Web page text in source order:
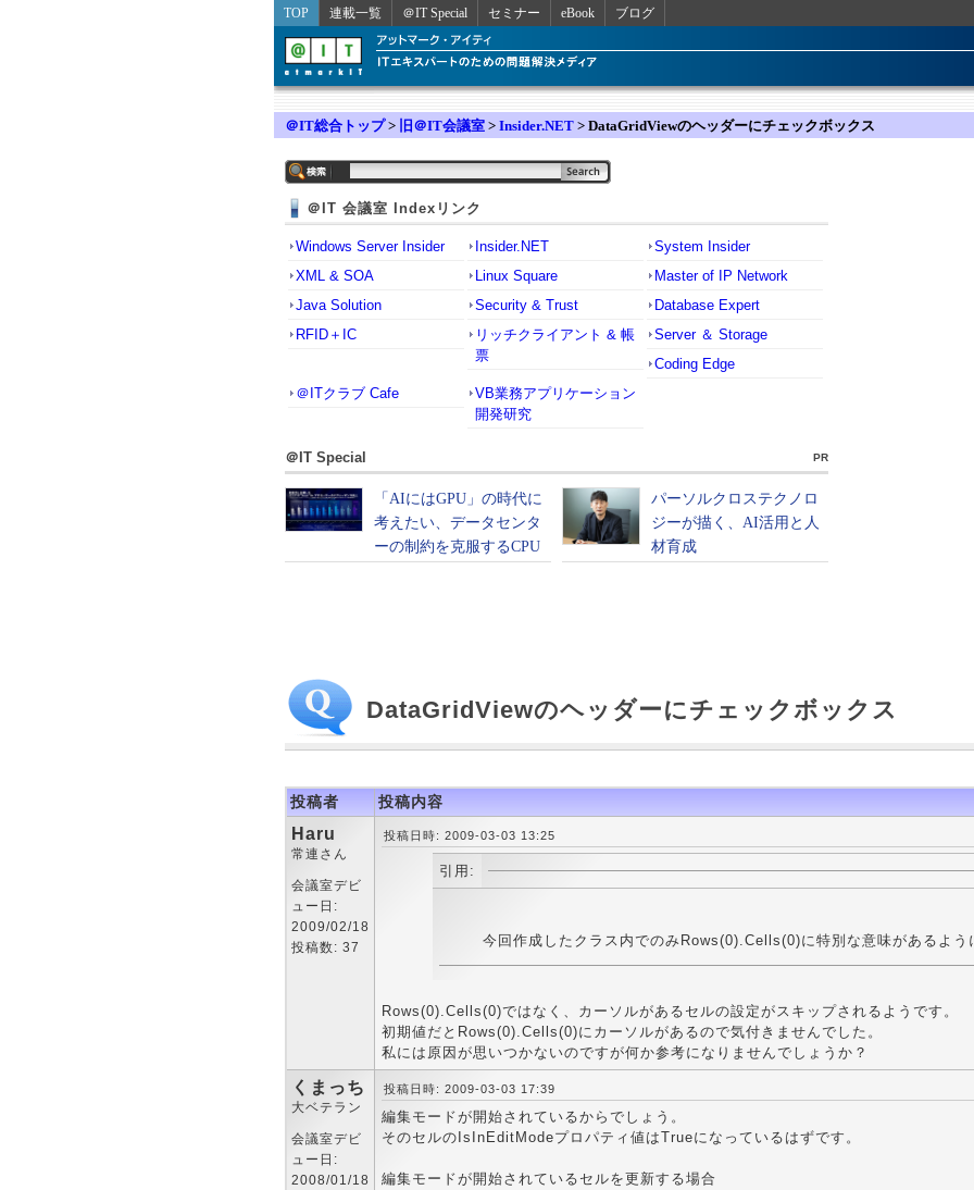
TOP 連載一覧 ＠IT Special セミナー eBook ブログ
＠IT総合トップ> 旧＠IT会議室 > Insider.NET > DataGridViewのヘッダーにチェックボックス
＠IT 会議室 Indexリンク
Windows Server Insider Insider.NET
System Insider
XML & SOA
Linux Square
Master of IP Network
Java Solution
Security & Trust
Database Expert
RFID＋IC
リッチクライアント & 帳
票
Server ＆ Storage
Coding Edge
＠ITクラブ Cafe
VB業務アプリケーション
開発研究
＠IT Special PR
DataGridViewのヘッダーにチェックボックス
投稿者 投稿内容
Haru
常連さん
会議室デビ
ュー日:
2009/02/18
投稿数: 37
投稿日時: 2009-03-03 13:25
引用:
今回作成したクラス内でのみRows(0).Cells(0)に特別な意味があるよう
Rows(0).Cells(0)ではなく、カーソルがあるセルの設定がスキップされるようです。
初期値だとRows(0).Cells(0)にカーソルがあるので気付きませんでした。
私には原因が思いつかないのですが何か参考になりませんでしょうか？
くまっち
大ベテラン
会議室デビ
ュー日:
2008/01/18
投稿日時: 2009-03-03 17:39
編集モードが開始されているからでしょう。
そのセルのIsInEditModeプロパティ値はTrueになっているはずです。
編集モードが開始されているセルを更新する場合